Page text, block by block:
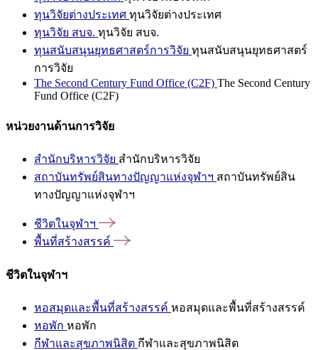
ทุนวิจัยต่างประเทศ ทุนวิจัยต่างประเทศ
ทุนวิจัย สบจ. ทุนวิจัย สบจ.
ทุนสนับสนุนยุทธศาสตร์การวิจัย ทุนสนับสนุนยุทธศาสตร์
การวิจัย
The Second Century Fund Office (C2F) The Second Century
Fund Office (C2F)
หน่วยงานด้านการวิจัย
สำนักบริหารวิจัย สำนักบริหารวิจัย
สถาบันทรัพย์สินทางปัญญาแห่งจุฬาฯ สถาบันทรัพย์สิน
ทางปัญญาแห่งจุฬาฯ
ชีวิตในจุฬาฯ
พื้นที่สร้างสรรค์
ชีวิตในจุฬาฯ
หอสมุดและพื้นที่สร้างสรรค์ หอสมุดและพื้นที่สร้างสรรค์
หอพัก หอพัก
กีฬาและสุขภาพนิสิต กีฬาและสุขภาพนิสิต